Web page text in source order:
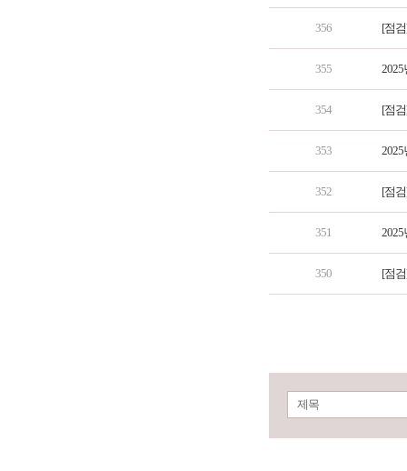
356 [점
355 2025
354 [점
353 2025
352 [점
351 2025
350 [점
제목